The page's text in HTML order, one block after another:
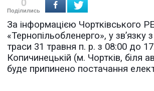
Поділились
За інформацією Чортківського
«Тернопільобленерго», у зв’язку
траси 31 травня п. р. з 08:00 до
Копичинецькій (м. Чортків, біля
буде припинено постачання